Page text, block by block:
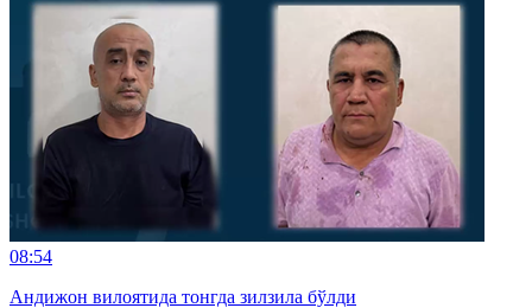
08:54
Андижон вилоятида тонгда зилзила бўлди